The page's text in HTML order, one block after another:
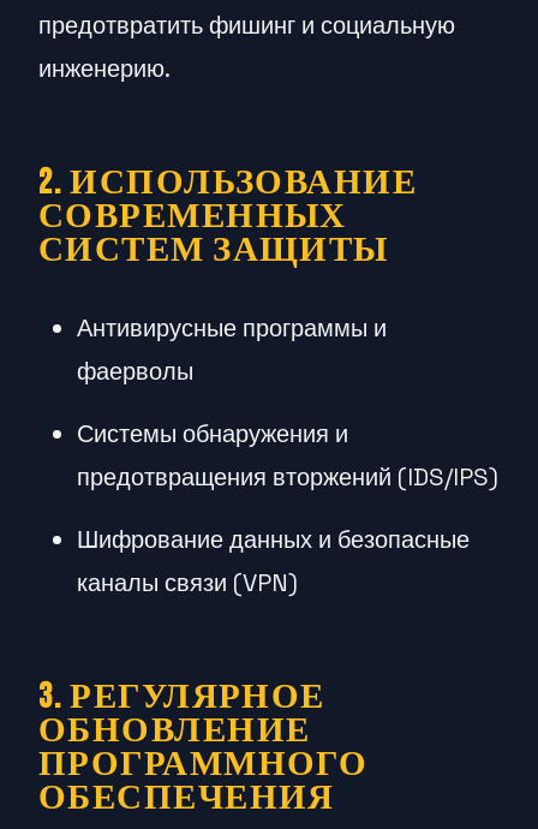
предотвратить фишинг и социальную
инженерию.
2. ИСПОЛЬЗОВАНИЕ
СОВРЕМЕННЫХ
СИСТЕМ ЗАЩИТЫ
Антивирусные программы и
фаерволы
Системы обнаружения и
предотвращения вторжений (IDS/IPS)
Шифрование данных и безопасные
каналы связи (VPN)
3. РЕГУЛЯРНОЕ
ОБНОВЛЕНИЕ
ПРОГРАММНОГО
ОБЕСПЕЧЕНИЯ